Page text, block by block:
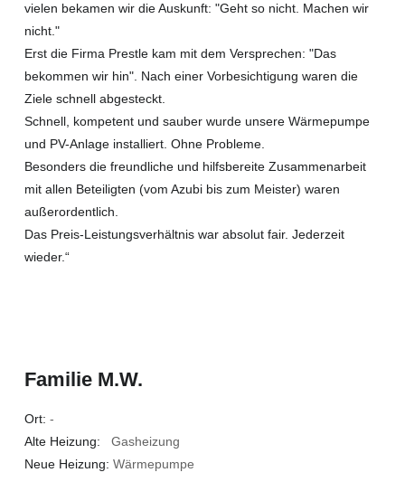
vielen bekamen wir die Auskunft: "Geht so nicht. Machen wir
nicht."
Erst die Firma Prestle kam mit dem Versprechen: "Das
bekommen wir hin". Nach einer Vorbesichtigung waren die
Ziele schnell abgesteckt.
Schnell, kompetent und sauber wurde unsere Wärmepumpe
und PV-Anlage installiert. Ohne Probleme.
Besonders die freundliche und hilfsbereite Zusammenarbeit
mit allen Beteiligten (vom Azubi bis zum Meister) waren
außerordentlich.
Das Preis-Leistungsverhältnis war absolut fair. Jederzeit
wieder.“
Familie M.W.
Ort: -
Alte Heizung: Gasheizung
Neue Heizung: Wärmepumpe